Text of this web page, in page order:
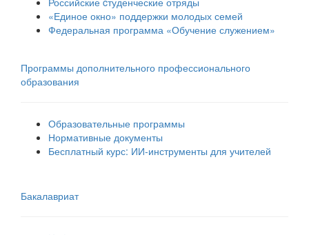
«Единое окно» поддержки молодых семей
Федеральная программа «Обучение служением»
Программы дополнительного профессионального
образования
Образовательные программы
Нормативные документы
Бесплатный курс: ИИ‑инструменты для учителей
Бакалавриат